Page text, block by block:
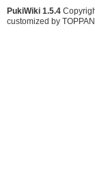
PukiWiki 1.5.4
customized by